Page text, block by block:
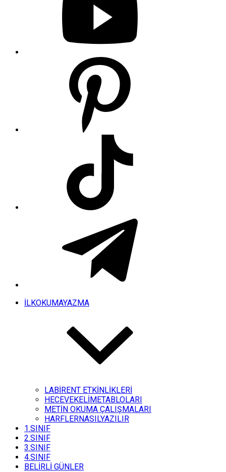
İLKOKUMAYAZMA
LABİRENT ETKİNLİKLERİ
HECEVEKELİMETABLOLARI
METİN OKUMA ÇALIŞMALARI
HARFLERNASILYAZILIR
1.SINIF
2.SINIF
3.SINIF
4.SINIF
BELİRLİ GÜNLER